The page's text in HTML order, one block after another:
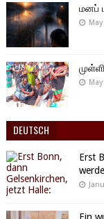
மனப்
DEUTSCH
Erst